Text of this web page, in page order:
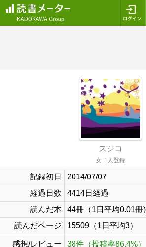
スジコ
女 1人登録
記録初日
2014/07/07
経過日数
4414日経過
読んだ本
44冊（1日平均0.01冊)
読んだページ
15509（1日平均3）
感想/レビュー 38件（投稿率86.4%）